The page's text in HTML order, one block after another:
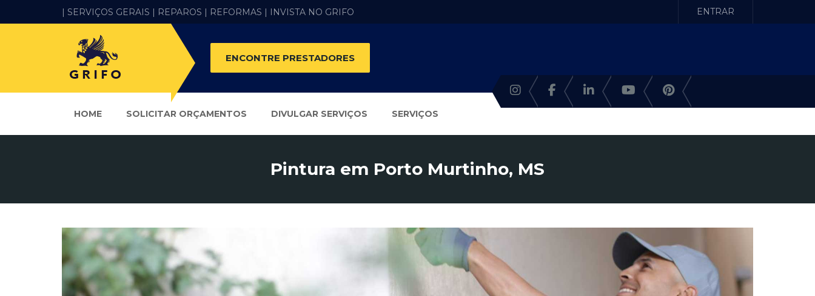
| SERVIÇOS GERAIS | REPAROS | REFORMAS | INVISTA NO GRIFO ENTRAR
ENCONTRE PRESTADORES
HOME SOLICITAR ORÇAMENTOS DIVULGAR SERVIÇOS SERVIÇOS
Pintura em Porto Murtinho, MS